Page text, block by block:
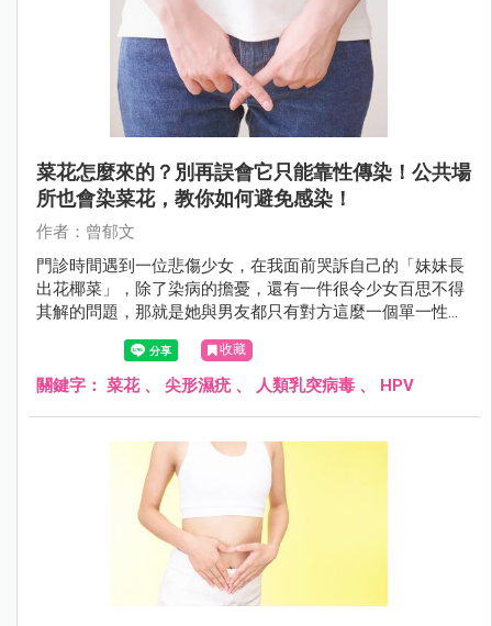
菜花怎麼來的？別再誤會它只能靠性傳染！公共場
所也會染菜花，教你如何避免感染！
作者：曾郁文
門診時間遇到一位悲傷少女，在我面前哭訴自己的「妹妹長
出花椰菜」，除了染病的擔憂，還有一件很令少女百思不得
其解的問題，那就是她與男友都只有對方這麼一個單一性伴
侶，可是男友卻沒有中獎的跡象，她很擔憂男友會質疑她的
清白，不知道該怎麼解釋才好，因此至今都對男友隱瞞感染
的事情……
收藏
關鍵字： 菜花、 尖形濕疣、 人類乳突病毒 、 HPV